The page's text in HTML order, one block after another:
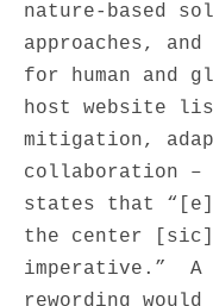
nature-based
approaches,
for human and
host website
mitigation,
collaboration
states that
the center
imperative.”